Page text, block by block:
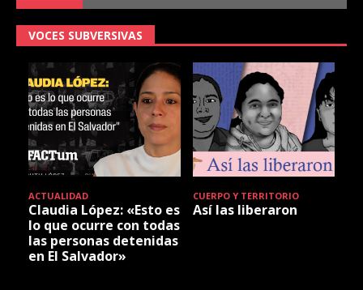
VOCES SUBVERSIVAS
ACTUALIDAD
Claudia López: «Esto es
lo que ocurre con todas
las personas detenidas
en El Salvador»
CUERPO Y TERRITORIO
Así las liberaron